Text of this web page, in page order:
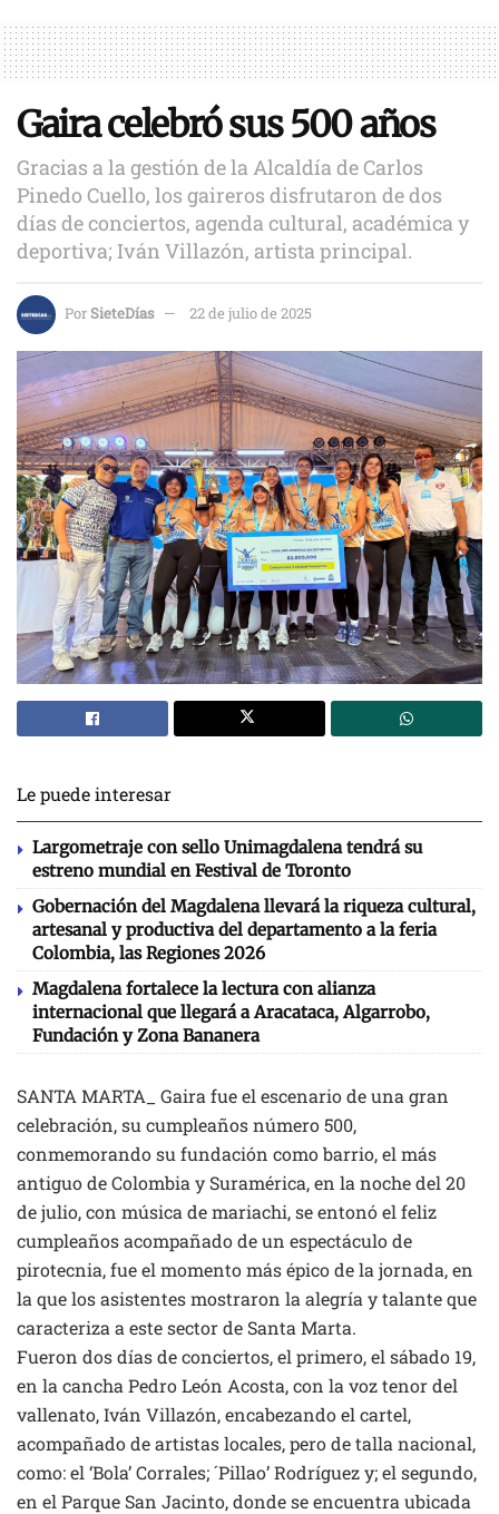
Gaira celebró sus 500 años
Gracias a la gestión de la Alcaldía de Carlos
Pinedo Cuello, los gaireros disfrutaron de dos
días de conciertos, agenda cultural, académica y
deportiva; Iván Villazón, artista principal.
PorSieteDías 22 de julio de 2025
Le puede interesar
Largometraje con sello Unimagdalena tendrá su
estreno mundial en Festival de Toronto
Gobernación del Magdalena llevará la riqueza cultural,
artesanal y productiva del departamento a la feria
Colombia, las Regiones 2026
Magdalena fortalece la lectura con alianza
internacional que llegará a Aracataca, Algarrobo,
Fundación y Zona Bananera
SANTA MARTA_ Gaira fue el escenario de una gran
celebración, su cumpleaños número 500,
conmemorando su fundación como barrio, el más
antiguo de Colombia y Suramérica, en la noche del 20
de julio, con música de mariachi, se entonó el feliz
cumpleaños acompañado de un espectáculo de
pirotecnia, fue el momento más épico de la jornada, en
la que los asistentes mostraron la alegría y talante que
caracteriza a este sector de Santa Marta.
Fueron dos días de conciertos, el primero, el sábado 19,
en la cancha Pedro León Acosta, con la voz tenor del
vallenato, Iván Villazón, encabezando el cartel,
acompañado de artistas locales, pero de talla nacional,
como: el ‘Bola’ Corrales; ´Pillao’ Rodríguez y; el segundo,
en el Parque San Jacinto, donde se encuentra ubicada